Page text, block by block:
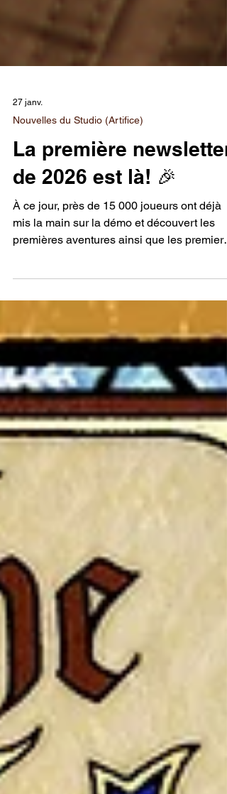
Nouvelles du Studio (Artifice)
La première newsletter
de 2026 est là! 🎉
À ce jour, près de 15 000 joueurs ont déjà
mis la main sur la démo et découvert les
combats du jeu. C’est une étape majeure
pour nous, qui nous aide à mieux
comprendre les envies et les attentes de
notre communauté, et à affiner le jeu en